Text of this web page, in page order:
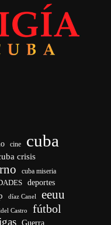
cine cuba
crisis
cuba miseria
deportes
díaz Canel eeuu
Castro fútbol
Guerra